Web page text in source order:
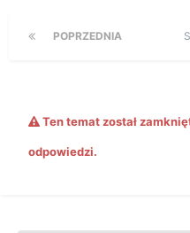
POPRZEDNIA
Ten temat został
odpowiedzi.